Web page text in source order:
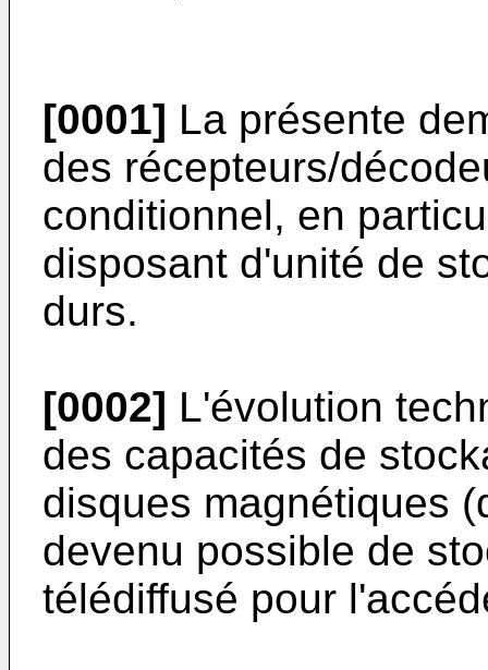
[0001] La présente
des récepteurs/
conditionnel, en
disposant d'unité de
durs.
[0002] L'évolution
des capacités de
disques magnétiques
devenu possible de
télédiffusé pour